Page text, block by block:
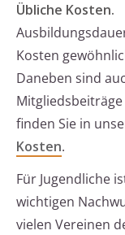
Übliche Kosten.
Kosten
Daneben sind
finden Sie in
Kosten.
Für Jugendliche
wichtigen
vielen Vereinen